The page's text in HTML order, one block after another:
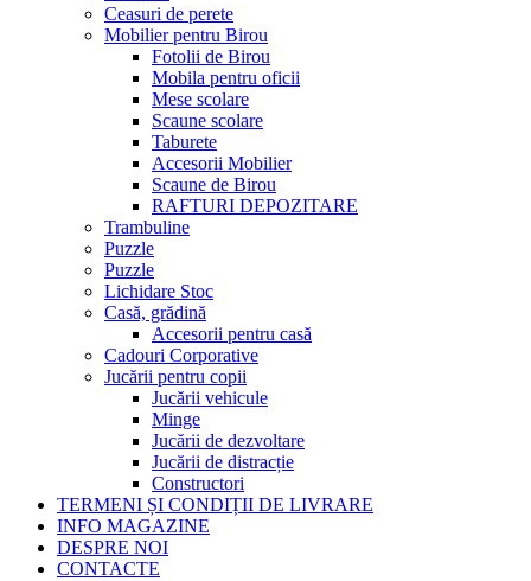
Ceasuri de perete
Mobilier pentru Birou
Fotolii de Birou
Mobila pentru oficii
Mese scolare
Scaune scolare
Taburete
Accesorii Mobilier
Scaune de Birou
RAFTURI DEPOZITARE
Trambuline
Puzzle
Puzzle
Lichidare Stoc
Casă, grădină
Accesorii pentru casă
Cadouri Corporative
Jucării pentru copii
Jucării vehicule
Minge
Jucării de dezvoltare
Jucării de distracție
Constructori
TERMENI ȘI CONDIȚII DE LIVRARE
INFO MAGAZINE
DESPRE NOI
CONTACTE